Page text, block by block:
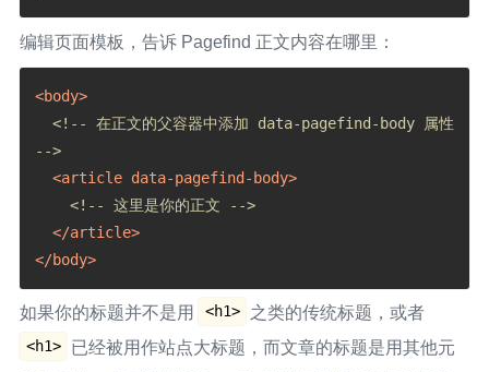
编辑页面模板，告诉 Pagefind 正文内容在哪里：
<body>
<!-- 在正文的父容器中添加 data-pagefind-body 属性
-->
<article data-pagefind-body>
<!-- 这里是你的正文 -->
</article>
</body>
如果你的标题并不是用 <h1> 之类的传统标题，或者
<h1>
已经被用作站点大标题，而文章的标题是用其他元